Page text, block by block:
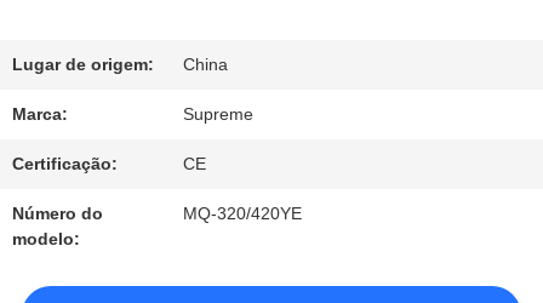
FÁBRICA
CONTROLE
DE
QUALIDADE
Lugar de origem: China
Marca: Supreme
Certificação: CE
Número do
modelo:
MQ-320/420YE